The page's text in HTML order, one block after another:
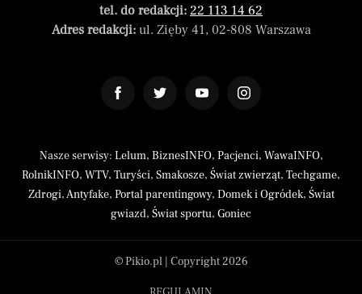
tel. do redakcji: 22 113 14 62
Adres redakcji:ul. Zięby 41, 02-808 Warszawa
Nasze serwisy: Lelum, BiznesINFO, Pacjenci, WawaINFO,
RolnikINFO, WTV, Turyści, Smakosze, Świat zwierząt, Techgame,
Zdrogi,Antyfake, Portal parentingowy, Domek i Ogródek, Świat
gwiazd, Świat sportu, Goniec
© Pikio.pl | Copyright 2026